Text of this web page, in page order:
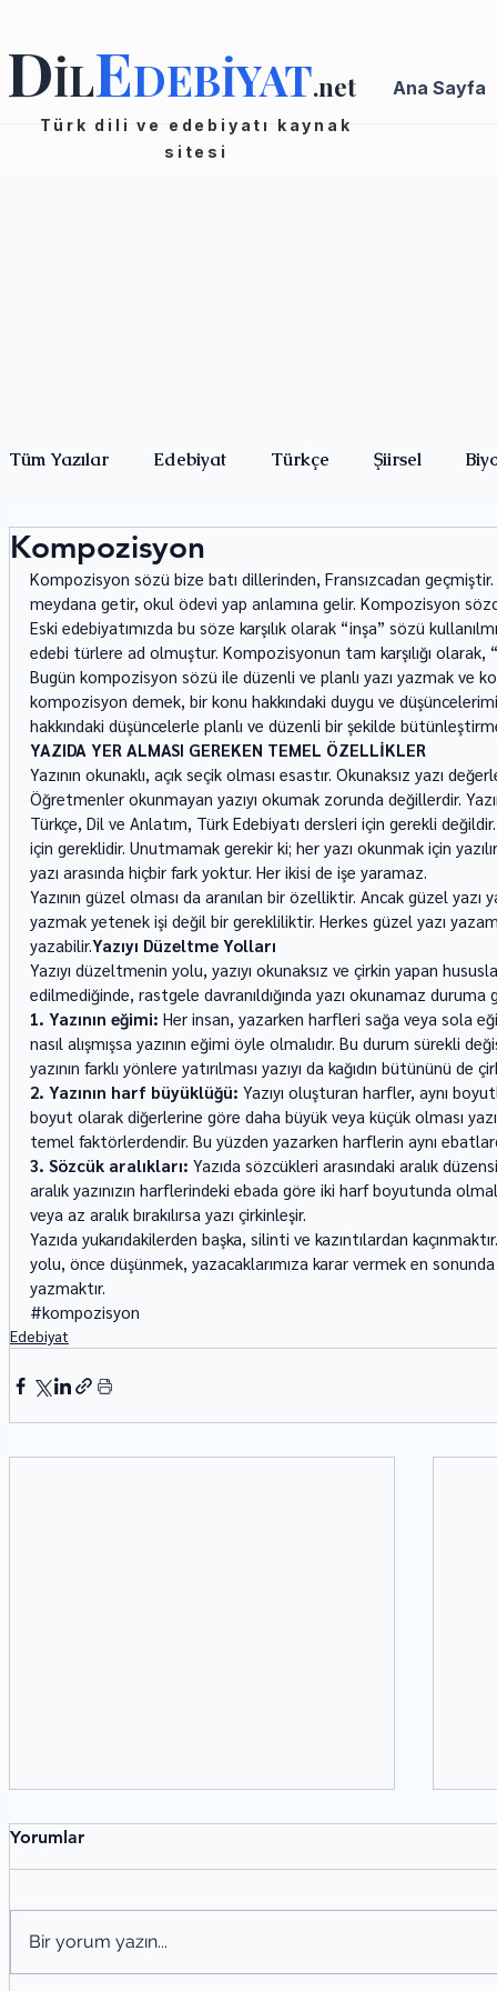
DİLEDEBİYAT.net Ana Sayfa
Türk dili ve edebiyatı kaynak
sitesi
Tüm Yazılar Edebiyat Türkçe Şiirsel
Kompozisyon
Kompozisyon sözü bize batı dillerinden, Fransızcadan
meydana getir, okul ödevi yap anlamına gelir. Kompozisyon
Eski edebiyatımızda bu söze karşılık olarak “inşa” sözü
edebi türlere ad olmuştur. Kompozisyonun tam karşılığı olarak,
Bugün kompozisyon sözü ile düzenli ve planlı yazı yazmak ve
kompozisyon demek, bir konu hakkındaki duygu ve
hakkındaki düşüncelerle planlı ve düzenli bir şekilde
YAZIDA YER ALMASI GEREKEN TEMEL ÖZELLİKLER
Yazının okunaklı, açık seçik olması esastır. Okunaksız yazı
Öğretmenler okunmayan yazıyı okumak zorunda değillerdir.
Türkçe, Dil ve Anlatım, Türk Edebiyatı dersleri için gerekli
için gereklidir. Unutmamak gerekir ki; her yazı okunmak için
yazı arasında hiçbir fark yoktur. Her ikisi de işe yaramaz.
Yazının güzel olması da aranılan bir özelliktir. Ancak güzel
yazmak yetenek işi değil bir gerekliliktir. Herkes güzel yazı
yazabilir.Yazıyı Düzeltme Yolları
Yazıyı düzeltmenin yolu, yazıyı okunaksız ve çirkin yapan
edilmediğinde, rastgele davranıldığında yazı okunamaz duruma
1. Yazının eğimi: Her insan, yazarken harfleri sağa veya sola
nasıl alışmışsa yazının eğimi öyle olmalıdır. Bu durum sürekli
yazının farklı yönlere yatırılması yazıyı da kağıdın bütününü de
2. Yazının harf büyüklüğü: Yazıyı oluşturan harfler, aynı
boyut olarak diğerlerine göre daha büyük veya küçük olması
temel faktörlerdendir. Bu yüzden yazarken harflerin aynı
3. Sözcük aralıkları: Yazıda sözcükleri arasındaki aralık
aralık yazınızın harflerindeki ebada göre iki harf boyutunda
veya az aralık bırakılırsa yazı çirkinleşir.
Yazıda yukarıdakilerden başka, silinti ve kazıntılardan
yolu, önce düşünmek, yazacaklarımıza karar vermek en
yazmaktır.
#kompozisyon
Edebiyat
Yorumlar
Bir yorum yazın...